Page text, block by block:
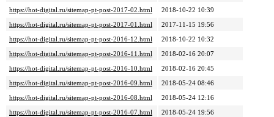
https://hot-digital.ru/sitemap-pt-post-2017-02.html
2018-10-22 10:39
https://hot-digital.ru/sitemap-pt-post-2017-01.html
2017-11-15 19:56
https://hot-digital.ru/sitemap-pt-post-2016-12.html
2018-10-22 10:32
https://hot-digital.ru/sitemap-pt-post-2016-11.html
2018-02-16 20:07
https://hot-digital.ru/sitemap-pt-post-2016-10.html
2018-02-16 20:45
https://hot-digital.ru/sitemap-pt-post-2016-09.html
2018-05-24 08:46
https://hot-digital.ru/sitemap-pt-post-2016-08.html
2018-05-24 12:16
https://hot-digital.ru/sitemap-pt-post-2016-07.html
2018-05-24 19:56